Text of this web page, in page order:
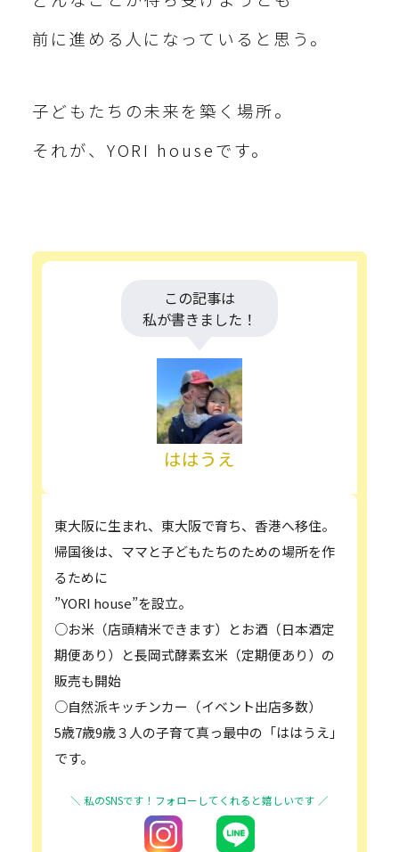
前に進める人になっていると思う。
子どもたちの未来を築く場所。
それが、YORI houseです。
この記事は
私が書きました！
ははうえ
東大阪に生まれ、東大阪で育ち、香港へ移住。
帰国後は、ママと子どもたちのための場所を作
るために
”YORI house”を設立。
○お米（店頭精米できます）とお酒（日本酒定
期便あり）と長岡式酵素玄米（定期便あり）の
販売も開始
○自然派キッチンカー（イベント出店多数）
5歳7歳9歳３人の子育て真っ最中の「ははうえ」
です。